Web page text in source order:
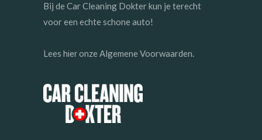
Bij de Car Cleaning Dokter kun je terecht
voor een echte schone auto!
Lees hieronze Algemene Voorwaarden.